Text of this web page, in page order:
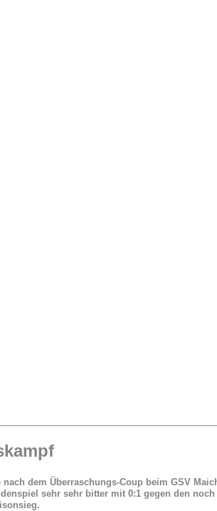
dem Überraschungs-Coup beim GSV
sehr sehr bitter mit 0:1 gegen den